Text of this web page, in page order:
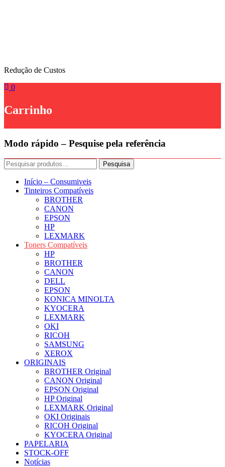
Redução de Custos
0
Carrinho
Modo rápido – Pesquise pela referência
Pesquisar
por:
Pesquisa
Início – Consumiveis
Tinteiros Compatíveis
BROTHER
CANON
EPSON
HP
LEXMARK
Toners Compatíveis
HP
BROTHER
CANON
DELL
EPSON
KONICA MINOLTA
KYOCERA
LEXMARK
OKI
RICOH
SAMSUNG
XEROX
ORIGINAIS
BROTHER Original
CANON Original
EPSON Original
HP Original
LEXMARK Original
OKI Originais
RICOH Original
KYOCERA Original
PAPELARIA
STOCK-OFF
Notícias